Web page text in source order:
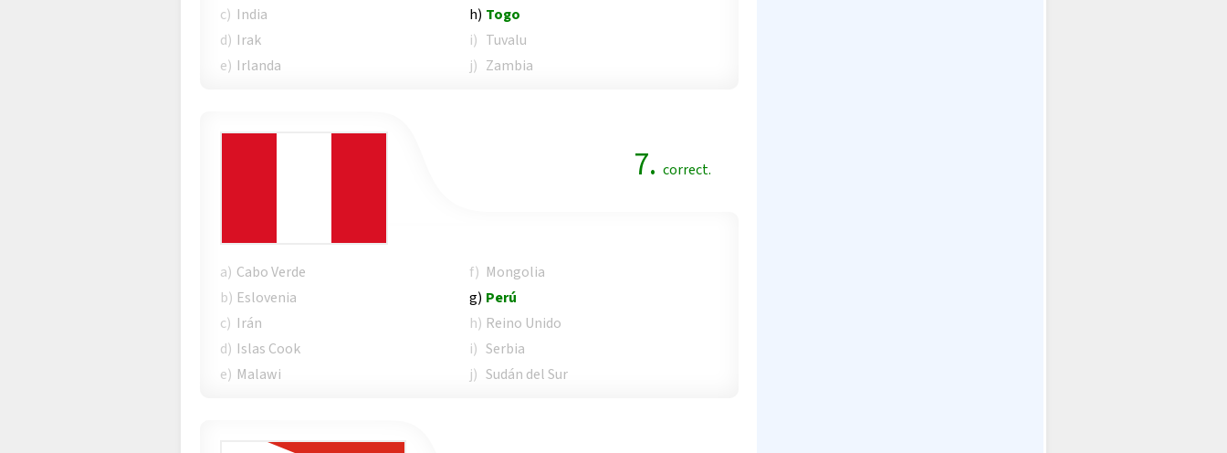
c) India
d) Irak
e) Irlanda
h) Togo
i) Tuvalu
j) Zambia
7. correct.
a) Cabo Verde
b) Eslovenia
c) Irán
d) Islas Cook
e) Malawi
f) Mongolia
g) Perú
h) Reino Unido
i) Serbia
j) Sudán del Sur